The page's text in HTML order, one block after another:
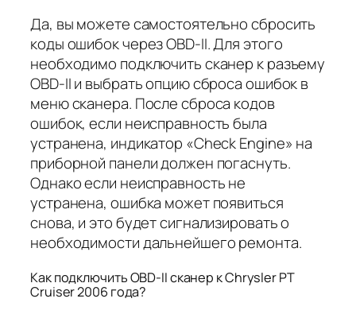
Да, вы можете самостоятельно сбросить
коды ошибок через OBD-II. Для этого
необходимо подключить сканер к разъему
OBD-II и выбрать опцию сброса ошибок в
меню сканера. После сброса кодов
ошибок, если неисправность была
устранена, индикатор «Check Engine» на
приборной панели должен погаснуть.
Однако если неисправность не
устранена, ошибка может появиться
снова, и это будет сигнализировать о
необходимости дальнейшего ремонта.
Как подключить OBD-II сканер к Chrysler PT
Cruiser 2006 года?